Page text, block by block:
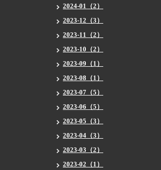
2024-01（2）
2023-12（3）
2023-11（2）
2023-10（2）
2023-09（1）
2023-08（1）
2023-07（5）
2023-06（5）
2023-05（3）
2023-04（3）
2023-03（2）
2023-02（1）